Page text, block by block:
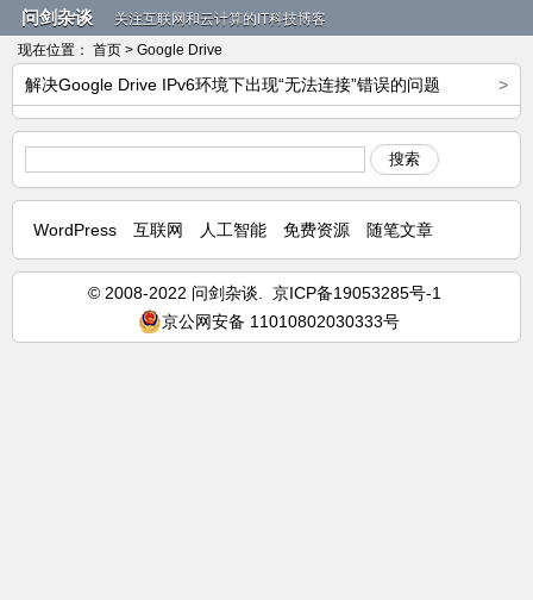
问剑杂谈
关注互联网和云计算的IT科技博客
现在位置： 首页 > Google Drive
>
解决Google Drive IPv6环境下出现“无法连接”错误的问题
搜索
WordPress 互联网 人工智能 免费资源 随笔文章
© 2008-2022 问剑杂谈. 京ICP备19053285号-1
京公网安备 11010802030333号